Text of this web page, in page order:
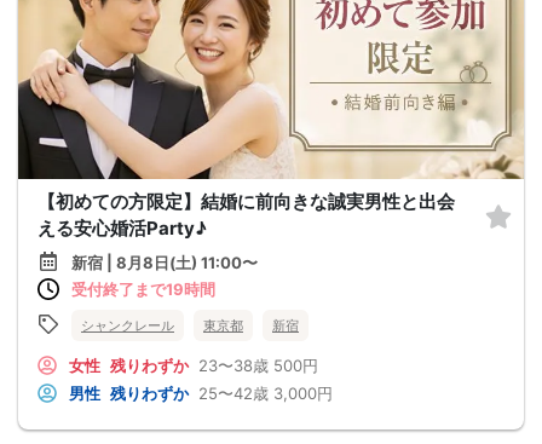
【初めての方限定】結婚に前向きな誠実男性と出会
える安心婚活Party♪
新宿 | 8月8日(土) 11:00〜
受付終了まで19時間
シャンクレール 東京都 新宿
女性 残りわずか 23〜38歳 500円
男性 残りわずか 25〜42歳 3,000円